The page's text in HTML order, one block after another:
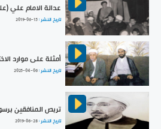
عدالة الامام علي
تاريخ النشر :2019-06-15
أمثلة على موارد
تاريخ النشر :2025-04-06
تربص المنافقين
تاريخ النشر :2019-06-28